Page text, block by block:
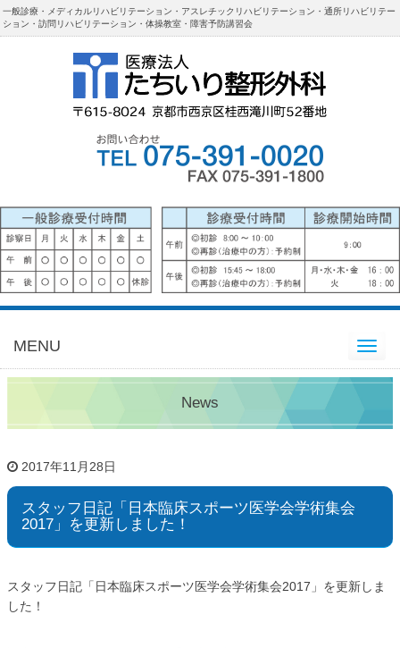
一般診療・メディカルリハビリテーション・アスレチックリハビリテーション・通所リハビリテー
ション・訪問リハビリテーション・体操教室・障害予防講習会
MENU Toggle
navigation
News
2017年11月28日
スタッフ日記「日本臨床スポーツ医学会学術集会
2017」を更新しました！
スタッフ日記「日本臨床スポーツ医学会学術集会2017」を更新しま
した！